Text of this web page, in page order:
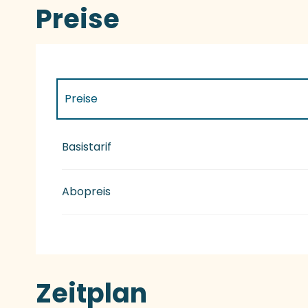
Preise
Preise
Preise 2027
Basistarif
Abopreis
Zeitplan